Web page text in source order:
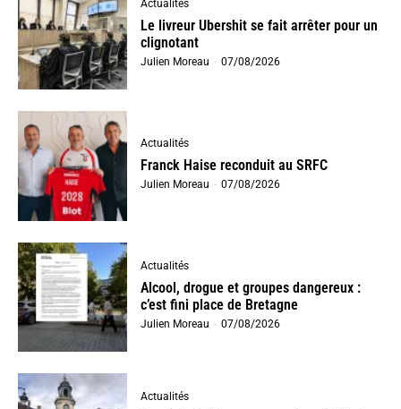
Actualités
Le livreur Ubershit se fait arrêter pour un
clignotant
Julien Moreau - 07/08/2026
Actualités
Franck Haise reconduit au SRFC
Julien Moreau - 07/08/2026
Actualités
Alcool, drogue et groupes dangereux :
c’est fini place de Bretagne
Julien Moreau - 07/08/2026
Actualités